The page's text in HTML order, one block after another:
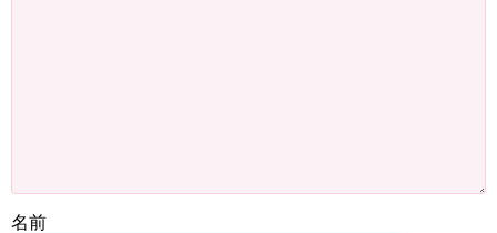
名前